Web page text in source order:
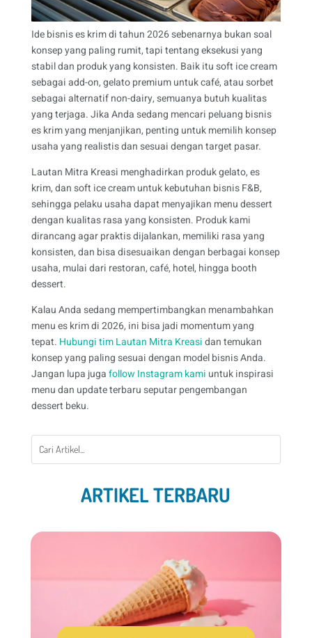
Ide bisnis es krim di tahun 2026 sebenarnya bukan soal
konsep yang paling rumit, tapi tentang eksekusi yang
stabil dan produk yang konsisten. Baik itu soft ice cream
sebagai add-on, gelato premium untuk café, atau sorbet
sebagai alternatif non-dairy, semuanya butuh kualitas
yang terjaga. Jika Anda sedang mencari peluang bisnis
es krim yang menjanjikan, penting untuk memilih konsep
usaha yang realistis dan sesuai dengan target pasar.
Lautan Mitra Kreasi menghadirkan produk gelato, es
krim, dan soft ice cream untuk kebutuhan bisnis F&B,
sehingga pelaku usaha dapat menyajikan menu dessert
dengan kualitas rasa yang konsisten. Produk kami
dirancang agar praktis dijalankan, memiliki rasa yang
konsisten, dan bisa disesuaikan dengan berbagai konsep
usaha, mulai dari restoran, café, hotel, hingga booth
dessert.
Kalau Anda sedang mempertimbangkan menambahkan
menu es krim di 2026, ini bisa jadi momentum yang
tepat. Hubungi tim Lautan Mitra Kreasidan temukan
konsep yang paling sesuai dengan model bisnis Anda.
Jangan lupa jugafollow Instagram kami untuk inspirasi
menu dan update terbaru seputar pengembangan
dessert beku.
ARTIKEL TERBARU